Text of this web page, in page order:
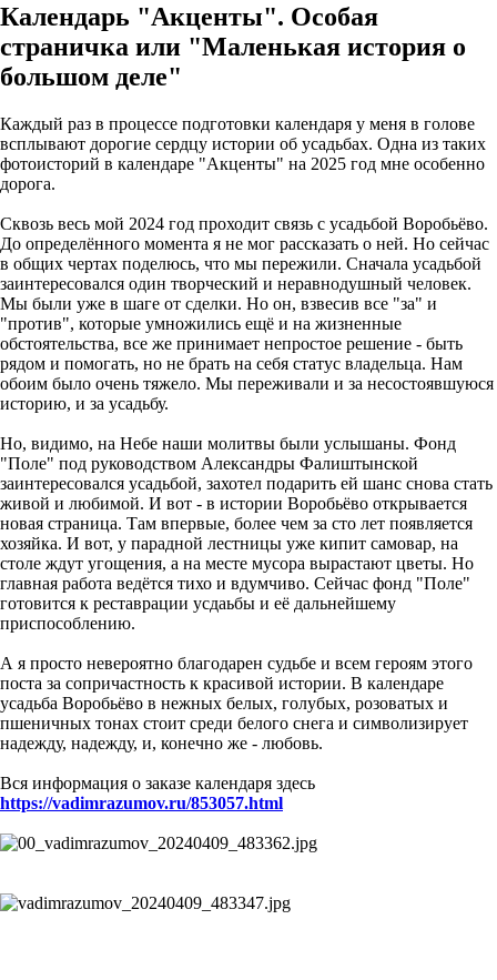
Календарь "Акценты". Особая
страничка или "Маленькая история о
большом деле"
Каждый раз в процессе подготовки календаря у меня в голове
всплывают дорогие сердцу истории об усадьбах. Одна из таких
фотоисторий в календаре "Акценты" на 2025 год мне особенно
дорога.
Сквозь весь мой 2024 год проходит связь с усадьбой Воробьёво.
До определённого момента я не мог рассказать о ней. Но сейчас
в общих чертах поделюсь, что мы пережили. Сначала усадьбой
заинтересовался один творческий и неравнодушный человек.
Мы были уже в шаге от сделки. Но он, взвесив все "за" и
"против", которые умножились ещё и на жизненные
обстоятельства, все же принимает непростое решение - быть
рядом и помогать, но не брать на себя статус владельца. Нам
обоим было очень тяжело. Мы переживали и за несостоявшуюся
историю, и за усадьбу.
Но, видимо, на Небе наши молитвы были услышаны. Фонд
"Поле" под руководством Александры Фалиштынской
заинтересовался усадьбой, захотел подарить ей шанс снова стать
живой и любимой. И вот - в истории Воробьёво открывается
новая страница. Там впервые, более чем за сто лет появляется
хозяйка. И вот, у парадной лестницы уже кипит самовар, на
столе ждут угощения, а на месте мусора вырастают цветы. Но
главная работа ведётся тихо и вдумчиво. Сейчас фонд "Поле"
готовится к реставрации усдаьбы и её дальнейшему
приспособлению.
А я просто невероятно благодарен судьбе и всем героям этого
поста за сопричастность к красивой истории. В календаре
усадьба Воробьёво в нежных белых, голубых, розоватых и
пшеничных тонах стоит среди белого снега и символизирует
надежду, надежду, и, конечно же - любовь.
Вся информация о заказе календаря здесь
https://vadimrazumov.ru/853057.html